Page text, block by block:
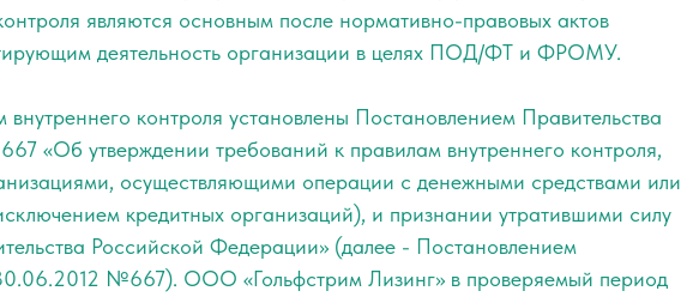
являются основным после нормативно-правовых актов
деятельность организации в целях ПОД/ФТ и ФРОМУ.
контроля установлены Постановлением Правительства
«Об утверждении требований к правилам внутреннего контроля,
осуществляющими операции с денежными средствами или
кредитных организаций), и признании утратившими силу
Российской Федерации» (далее - Постановлением
№667). ООО «Гольфстрим Лизинг» в проверяемый период